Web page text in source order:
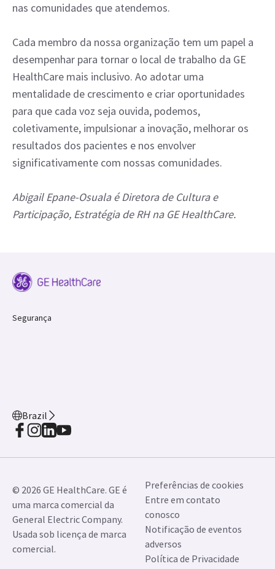
nas comunidades que atendemos.
Cada membro da nossa organização tem um papel a
desempenhar para tornar o local de trabalho da GE
HealthCare mais inclusivo. Ao adotar uma
mentalidade de crescimento e criar oportunidades
para que cada voz seja ouvida, podemos,
coletivamente, impulsionar a inovação, melhorar os
resultados dos pacientes e nos envolver
significativamente com nossas comunidades.
Abigail Epane-Osuala é Diretora de Cultura e
Participação, Estratégia de RH na GE HealthCare.
Segurança
Brazil
© 2026 GE HealthCare. GE é
uma marca comercial da
General Electric Company.
Usada sob licença de marca
comercial.
Preferências de cookies
Entre em contato
conosco
Notificação de eventos
adversos
Política de Privacidade